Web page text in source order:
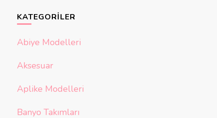
KATEGORILER
Abiye Modelleri
Aksesuar
Aplike Modelleri
Banyo Takımları